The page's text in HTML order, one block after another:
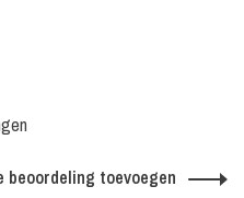
beoordeling toevoegen